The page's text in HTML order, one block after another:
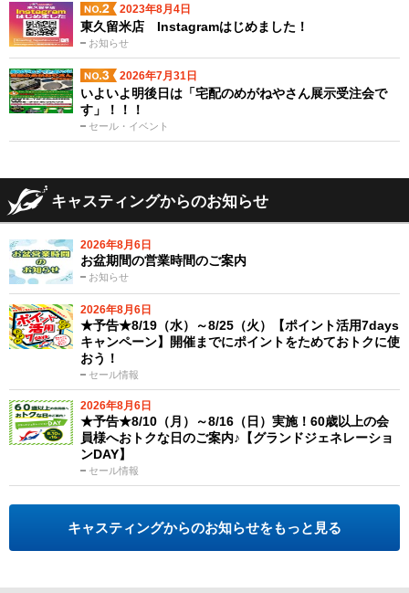
2023年8月4日
お知らせ
東久留米店 Instagramはじめました！
2026年7月31日
セール・イベント
いよいよ明後日は「宅配のめがねやさん展示受注会で
す」！！！
キャスティングからのお知らせ
2026年8月6日
お知らせ
お盆期間の営業時間のご案内
2026年8月6日
セール情報
★予告★8/19（水）～8/25（火）【ポイント活用7days
キャンペーン】開催までにポイントをためておトクに使
おう！
2026年8月6日
セール情報
★予告★8/10（月）～8/16（日）実施！60歳以上の会
員様へおトクな日のご案内♪【グランドジェネレーショ
ンDAY】
キャスティングからのお知らせをもっと見る